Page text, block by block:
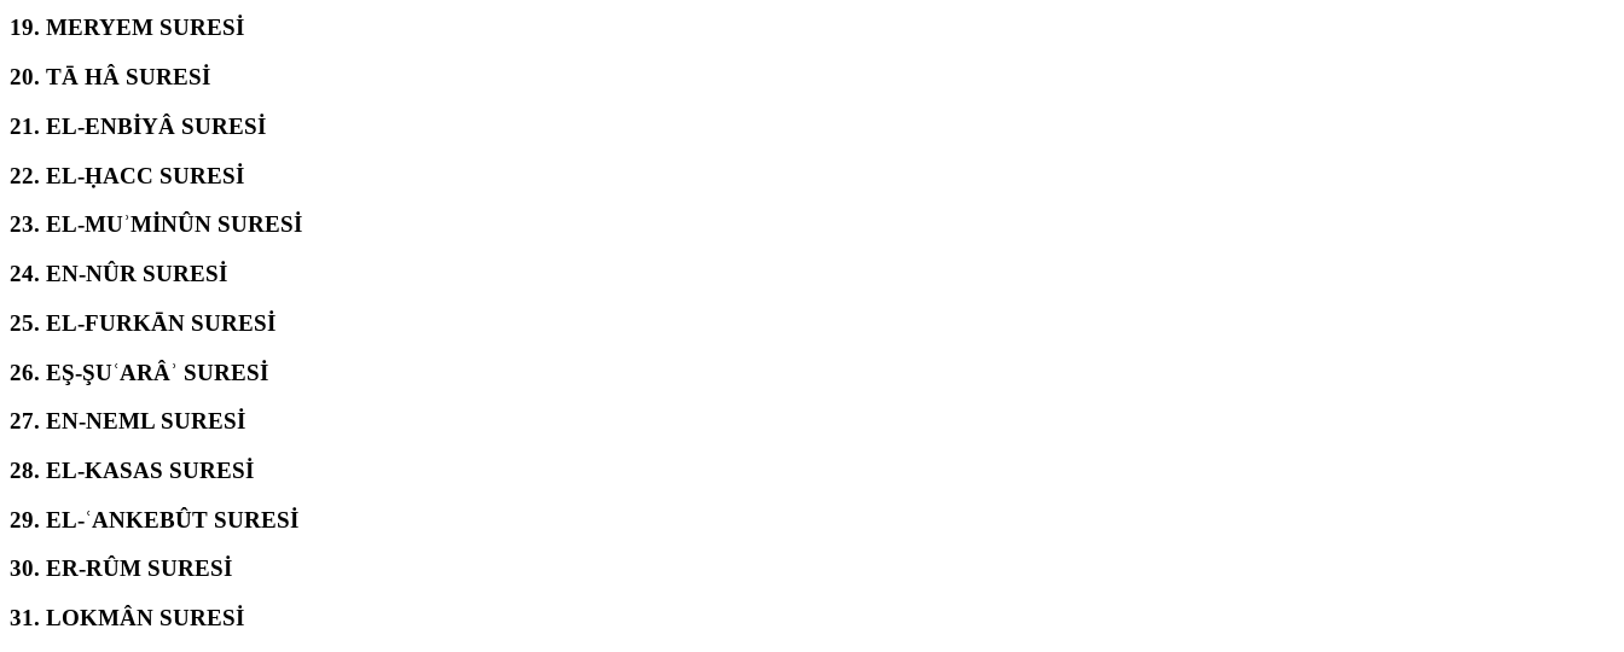
19. MERYEM SURESİ
20. TĀ HÂ SURESİ
21. EL-ENBİYÂ SURESİ
22. EL-ḤACC SURESİ
23. EL-MUʾMİNÛN SURESİ
24. EN-NÛR SURESİ
25. EL-FURKĀN SURESİ
26. EŞ-ŞUʿARÂʾ SURESİ
27. EN-NEML SURESİ
28. EL-KASAS SURESİ
29. EL-ʿANKEBÛT SURESİ
30. ER-RÛM SURESİ
31. LOKMÂN SURESİ